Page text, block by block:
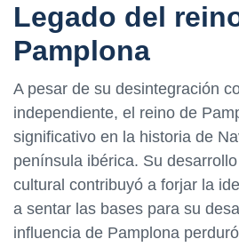
Legado del
Pamplona
A pesar de su desintegración
independiente, el reino de
significativo en la historia de
península ibérica. Su
cultural contribuyó a forjar la
a sentar las bases para su
influencia de Pamplona